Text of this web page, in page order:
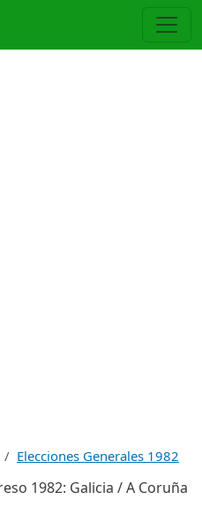
Elecciones Generales 1982
1982: Galicia / A Coruña